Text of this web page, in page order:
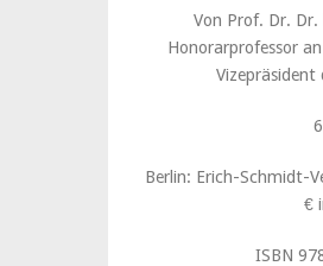
Von Prof. Dr.
Honorarprofessor
Vizepräsident
Berlin: Erich-Schmidt-
€
ISBN